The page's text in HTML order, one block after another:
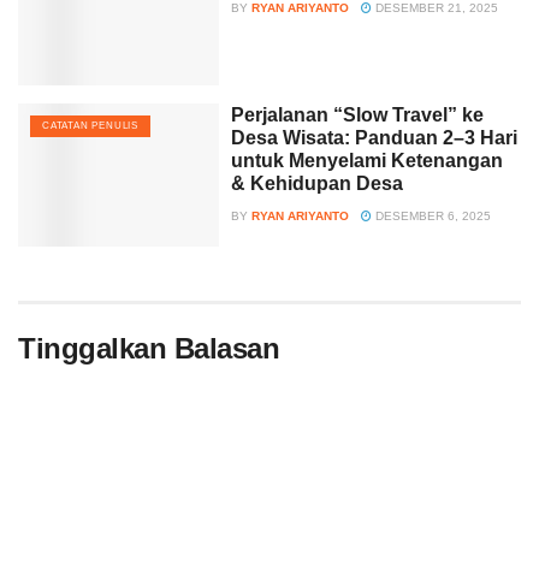
BY RYAN ARIYANTO DESEMBER 21, 2025
CATATAN PENULIS
Perjalanan “Slow Travel” ke
Desa Wisata: Panduan 2–3 Hari
untuk Menyelami Ketenangan
& Kehidupan Desa
BY RYAN ARIYANTO DESEMBER 6, 2025
Tinggalkan Balasan